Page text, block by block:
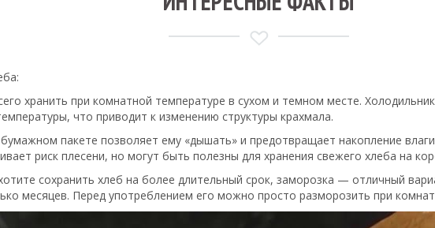
хранить при комнатной температуре в сухом и темном месте.
что приводит к изменению структуры крахмала.
пакете позволяет ему «дышать» и предотвращает накопление
риск плесени, но могут быть полезны для хранения свежего хлеба на
сохранить хлеб на более длительный срок, заморозка — отличный
месяцев. Перед употреблением его можно просто разморозить при